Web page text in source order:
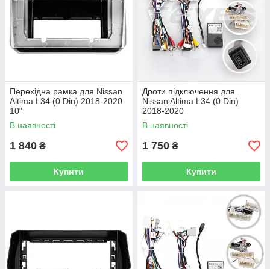
Перехідна рамка для Nissan
Altima L34 (0 Din) 2018-2020
10"
В наявності
1 840 ₴
Купити
Дроти підключення для
Nissan Altima L34 (0 Din)
2018-2020
В наявності
1 750 ₴
Купити